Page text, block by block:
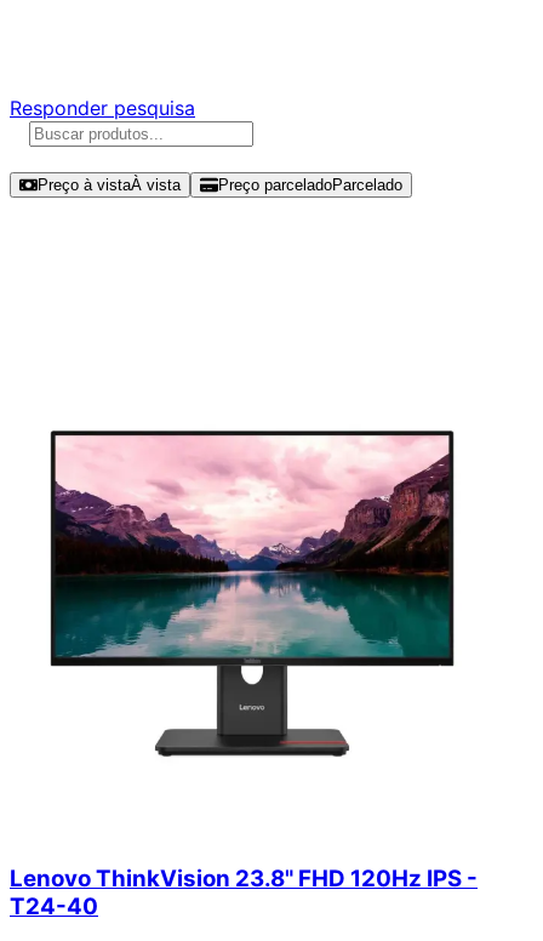
Responder pesquisa
Preço à vistaÀ vista Preço parceladoParcelado
Lenovo ThinkVision 23.8" FHD 120Hz IPS -
T24-40